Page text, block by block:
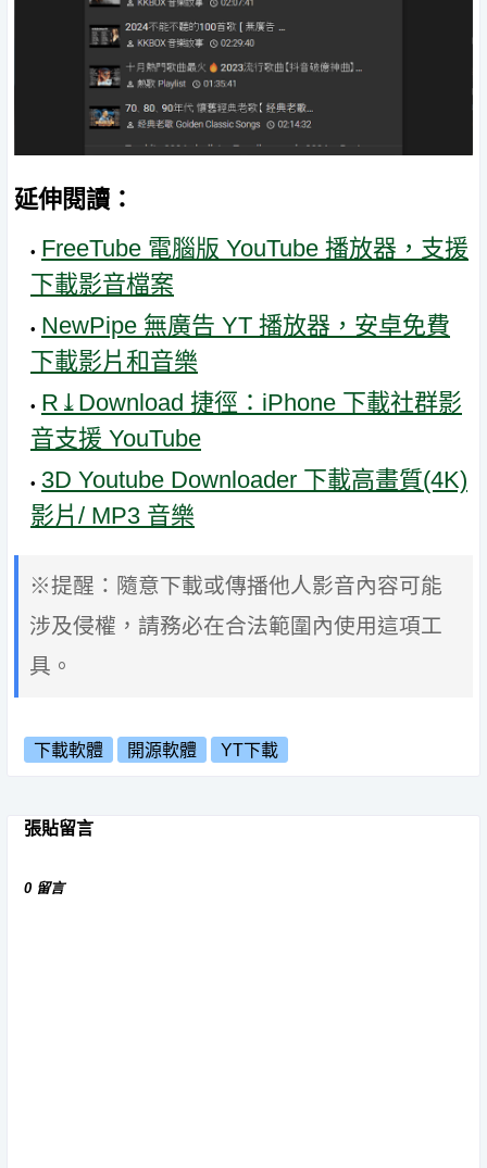
延伸閱讀：
FreeTube 電腦版 YouTube 播放器，支援
下載影音檔案
NewPipe 無廣告 YT 播放器，安卓免費
下載影片和音樂
R⤓Download 捷徑：iPhone 下載社群影
音支援 YouTube
3D Youtube Downloader 下載高畫質(4K)
影片/ MP3 音樂
※提醒：隨意下載或傳播他人影音內容可能
涉及侵權，請務必在合法範圍內使用這項工
具。
下載軟體 開源軟體 YT下載
張貼留言
0 留言